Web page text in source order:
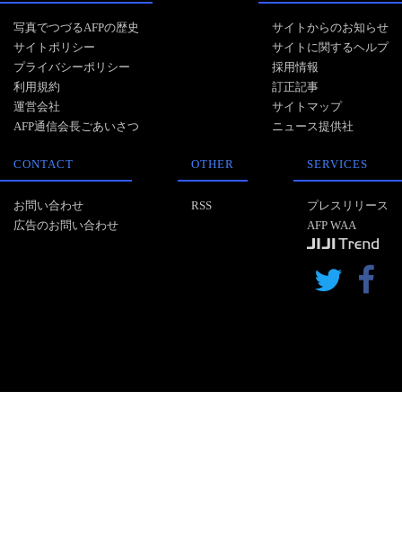
写真でつづるAFPの歴史
サイトポリシー
プライバシーポリシー
利用規約
運営会社
AFP通信会長ごあいさつ
サイトからのお知らせ
サイトに関するヘルプ
採用情報
訂正記事
サイトマップ
ニュース提供社
CONTACT
お問い合わせ
広告のお問い合わせ
OTHER
RSS
SERVICES
プレスリリース
AFP WAA